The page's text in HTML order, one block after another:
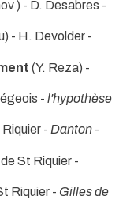
) - D. Desabres -
- H. Devolder -
(Y. Reza) -
- l'hypothèse
- Danton -
St Riquier -
Riquier - Gilles de